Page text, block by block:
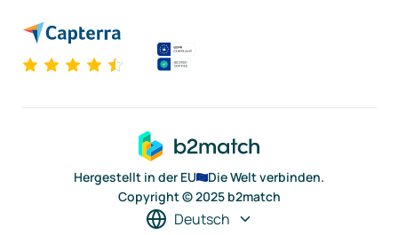
Hergestellt in der EU
Die Welt verbinden.
Copyright © 2025 b2match
Deutsch